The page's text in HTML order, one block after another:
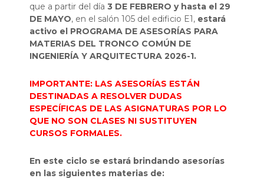
que a partir del día 3 DE FEBRERO y hasta el 29
DE MAYO, en el salón 105 del edificio E1, estará
activo el PROGRAMA DE ASESORÍAS PARA
MATERIAS DEL TRONCO COMÚN DE
INGENIERÍA Y ARQUITECTURA 2026-1.
IMPORTANTE: LAS ASESORÍAS ESTÁN
DESTINADAS A RESOLVER DUDAS
ESPECÍFICAS DE LAS ASIGNATURAS POR LO
QUE NO SON CLASES NI SUSTITUYEN
CURSOS FORMALES.
En este ciclo se estará brindando asesorías
en las siguientes materias de: